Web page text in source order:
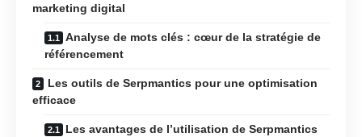
marketing digital
Analyse de mots clés : cœur de la stratégie de
référencement
Les outils de Serpmantics pour une optimisation
efficace
Les avantages de l’utilisation de Serpmantics